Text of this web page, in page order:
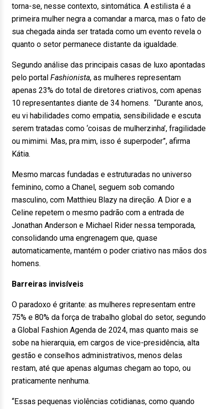
torna-se, nesse contexto, sintomática. A estilista é a
primeira mulher negra a comandar a marca, mas o fato de
sua chegada ainda ser tratada como um evento revela o
quanto o setor permanece distante da igualdade.
Segundo análise das principais casas de luxo apontadas
pelo portal Fashionista, as mulheres representam
apenas 23% do total de diretores criativos, com apenas
10 representantes diante de 34 homens. “Durante anos,
eu vi habilidades como empatia, sensibilidade e escuta
serem tratadas como ‘coisas de mulherzinha’, fragilidade
ou mimimi. Mas, pra mim, isso é superpoder”, afirma
Kátia.
Mesmo marcas fundadas e estruturadas no universo
feminino, como a Chanel, seguem sob comando
masculino, com Matthieu Blazy na direção. A Dior e a
Celine repetem o mesmo padrão com a entrada de
Jonathan Anderson e Michael Rider nessa temporada,
consolidando uma engrenagem que, quase
automaticamente, mantém o poder criativo nas mãos dos
homens.
Barreiras invisíveis
O paradoxo é gritante: as mulheres representam entre
75% e 80% da força de trabalho global do setor, segundo
a Global Fashion Agenda de 2024, mas quanto mais se
sobe na hierarquia, em cargos de vice-presidência, alta
gestão e conselhos administrativos, menos delas
restam, até que apenas algumas chegam ao topo, ou
praticamente nenhuma.
“Essas pequenas violências cotidianas, como quando